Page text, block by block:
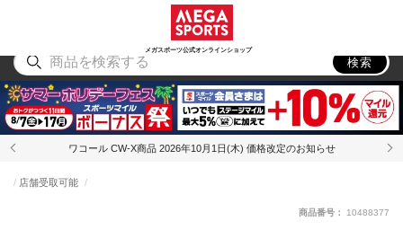
メガスポーツ公式オンラインショップ
アウトドア
検索
ワコール CW-X商品 2026年10月1日(木) 価格改定のお知らせ
店舗受取可能
商品番号： 10488377